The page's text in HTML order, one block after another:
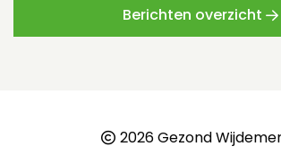
Berichten overzicht
2026 Gezond